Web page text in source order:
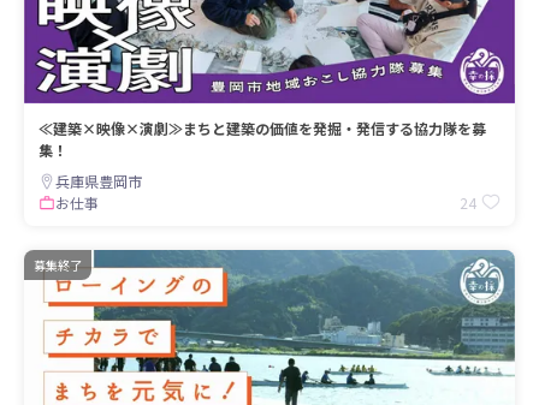
≪建築×映像×演劇≫まちと建築の価値を発掘・発信する協力隊を募
集！
兵庫県豊岡市
お仕事
24
募集終了